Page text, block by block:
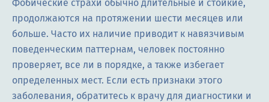
Фобические страхи обычно длительные и стойкие,
продолжаются на протяжении шести месяцев или
больше. Часто их наличие приводит к навязчивым
поведенческим паттернам, человек постоянно
проверяет, все ли в порядке, а также избегает
определенных мест. Если есть признаки этого
заболевания, обратитесь к врачу для диагностики и